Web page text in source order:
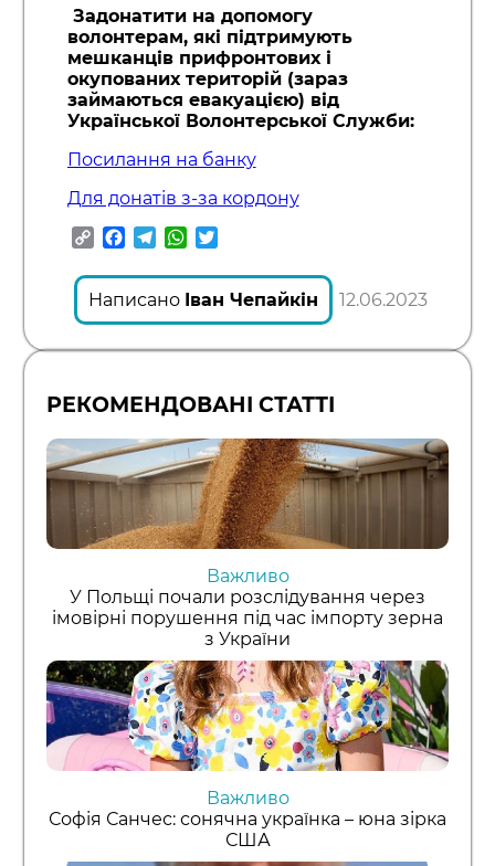
Задонатити на допомогу
волонтерам, які підтримують
мешканців прифронтових і
окупованих територій (зараз
займаються евакуацією) від
Української Волонтерської Служби:
Посилання на банку
Для донатів з-за кордону
CopyFacebook
TelegramWhatsApp
Написано Іван Чепайкін 12.06.2023
РЕКОМЕНДОВАНІ СТАТТІ
Важливо
У Польщі почали розслідування через
імовірні порушення під час імпорту зерна
з України
Важливо
Софія Санчес: сонячна українка – юна зірка
США